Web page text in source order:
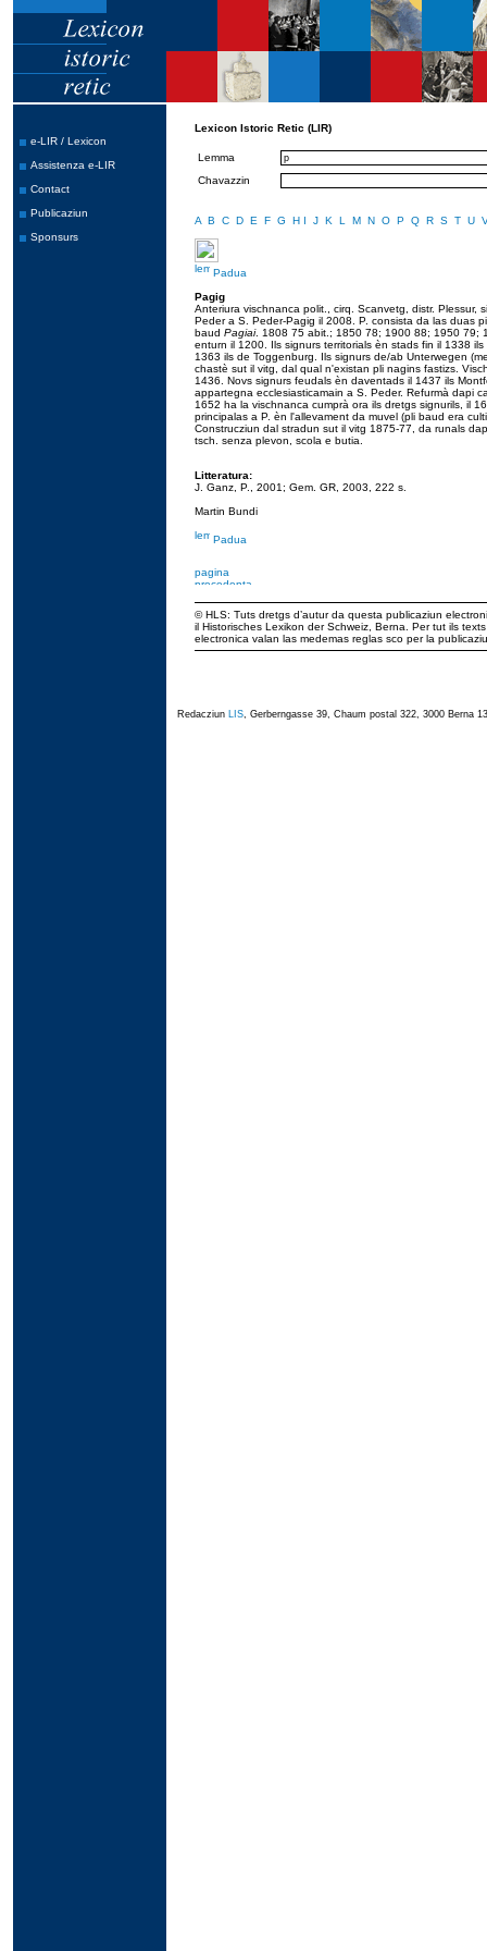
e-LIR / Lexicon
Assistenza e-LIR
Contact
Publicaziun
Sponsurs
Lexicon Istoric Retic (LIR)
Lemma
Chavazzin
A B C D E F G H I J K L M N O P Q R S T U
Padua
Pagig
Anteriura vischnanca polit., cirq. Scanvetg, distr.
Peder a S. Peder-Pagig il 2008. P. consista da las duas
baud Pagiai. 1808 75 abit.; 1850 78; 1900 88; 1950 79;
enturn il 1200. Ils signurs territorials èn stads fin il 1338
1363 ils de Toggenburg. Ils signurs de/ab Unterwegen
chastè sut il vitg, dal qual n'existan pli nagins fastizs.
1436. Novs signurs feudals èn daventads il 1437 ils
appartegna ecclesiasticamain a S. Peder. Refurmà dapi
1652 ha la vischnanca cumprà ora ils dretgs signurils, il
principalas a P. èn l'allevament da muvel (pli baud era
Construcziun dal stradun sut il vitg 1875-77, da runals
tsch. senza plevon, scola e butia.
Litteratura:
J. Ganz, P., 2001; Gem. GR, 2003, 222 s.
Martin Bundi
Padua
© HLS: Tuts dretgs d’autur da questa publicaziun
il Historisches Lexikon der Schweiz, Berna. Per tut ils
electronica valan las medemas reglas sco per la
Redacziun LIS, Gerberngasse 39, Chaum postal 322, 3000 Berna